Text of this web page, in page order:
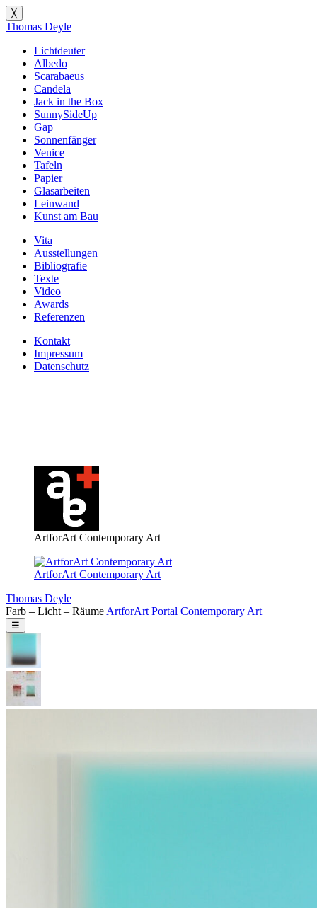
╳
Thomas Deyle
Lichtdeuter
Albedo
Scarabaeus
Candela
Jack in the Box
SunnySideUp
Gap
Sonnenfänger
Venice
Tafeln
Papier
Glasarbeiten
Leinwand
Kunst am Bau
Vita
Ausstellungen
Bibliografie
Texte
Video
Awards
Referenzen
Kontakt
Impressum
Datenschutz
ArtforArt Contemporary Art
ArtforArt Contemporary Art
Thomas Deyle
Farb – Licht – Räume ArtforArt Portal Contemporary Art
☰